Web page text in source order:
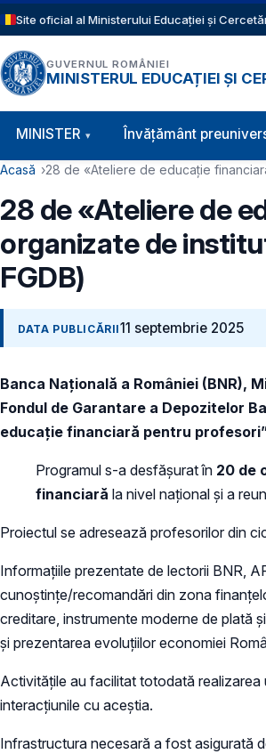
Sari la conținutul principal
Site oficial al Ministerului Educației și
GUVERNUL ROMÂNIEI
MINISTERUL EDUCAȚIEI ȘI
Navigație principală
MINISTER Învăţământ
Cale de navigare
Acasă 28 de «Ateliere de educație
28 de «Ateliere de
organizate de
FGDB)
DATA PUBLICĂRII11 septembrie 2025
Banca Națională a României (BNR),
Fondul de Garantare a Depozitelor
educație financiară pentru
Programul s-a desfășurat în 20 de
financiară la nivel național și a
Proiectul se adresează profesorilor din
Informațiile prezentate de lectorii BNR,
cunoștințe/recomandări din zona
creditare, instrumente moderne de plată
și prezentarea evoluțiilor economiei
Activitățile au facilitat totodată
interacțiunile cu aceștia.
Infrastructura necesară a fost asigurată